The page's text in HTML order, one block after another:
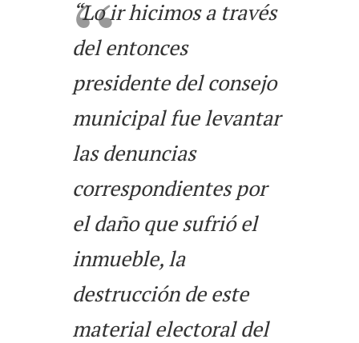
“Lo ir hicimos a través
del entonces
presidente del consejo
municipal fue levantar
las denuncias
correspondientes por
el daño que sufrió el
inmueble, la
destrucción de este
material electoral del